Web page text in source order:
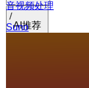
AI推荐
音视频处理
Suno